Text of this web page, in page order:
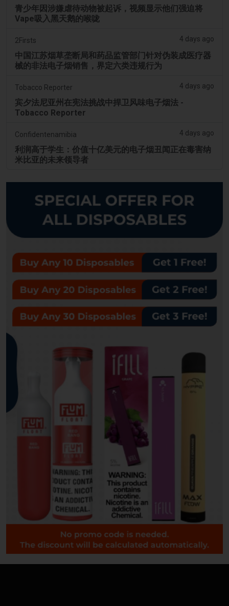
青少年因涉嫌虐待动物被起诉，视频显示他们强迫将
Vape吸入黑天鹅的喉咙
2Firsts 4 days ago
中国江苏烟草垄断局和药品监管部门针对伪装成医疗器
械的非法电子烟销售，界定六类违规行为
Tobacco Reporter 4 days ago
宾夕法尼亚州在宪法挑战中捍卫风味电子烟法 -
Tobacco Reporter
Confidentenamibia 4 days ago
利润高于学生：价值十亿美元的电子烟丑闻正在毒害纳
米比亚的未来领导者